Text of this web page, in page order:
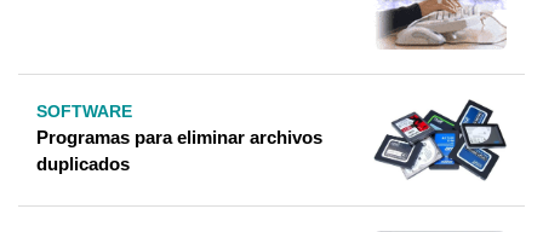
SOFTWARE
Programas para eliminar archivos
duplicados